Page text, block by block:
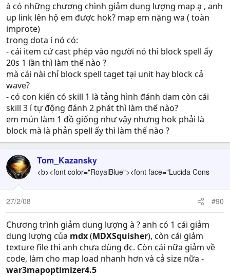
à có những chương chình giảm dung lượng map ạ , anh
up link lên hộ em được hok? map em nặng wa ( toàn
improte)
trong dota í nó có:
- cái item cứ cast phép vào người nó thì block spell ấy
20s 1 lần thì làm thế nào ?
mà cái nài chỉ block spell taget tại unit hay block cả
wave?
- có con kiến có skill 1 là tảng hình đánh dam còn cái
skill 3 í tự động đánh 2 phát thì làm thế nào?
em mún làm 1 đồ giống như vậy nhưng hok phải là
block mà là phản spell ấy thì làm thế nào ?
Tom_Kazansky
<b><font color="RoyalBlue"><font face="Lucida Cons
27/2/08 #90
Chương trình giảm dung lượng à ? anh có 1 cái giảm
dung lượng của mdx(MDXSquisher), còn cái giảm
texture file thì anh chưa dùng đc. Còn cái nữa giảm về
code, làm cho map load nhanh hơn và cả size nữa -
war3mapoptimizer4.5